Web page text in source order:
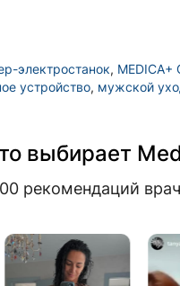
электростанок, MEDICA+
устройство, мужской
выбирает
рекомендаций